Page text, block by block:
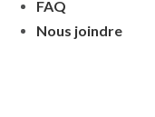
FAQ
Nous joindre